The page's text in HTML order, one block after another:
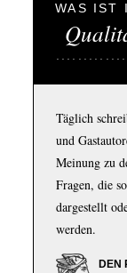
WAS IST
Täglich
und
Meinung zu
Fragen, die
dargestellt
werden.
DEN